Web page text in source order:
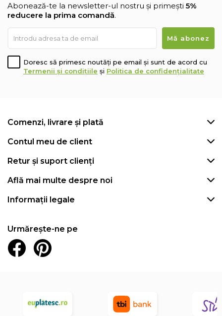
Abonează-te la newsletter-ul nostru și primești 5%
reducere la prima comandă.
Doresc să primesc noutăți pe email și sunt de acord cu
Termenii și condițiile și Politica de confidențialitate
Comenzi, livrare și plată
Contul meu de client
Retur și suport clienți
Află mai multe despre noi
Informații legale
Urmărește-ne pe